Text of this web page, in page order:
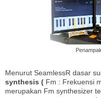
Menurut SeamlessR dasar
synthesis ( Fm : Frekuensi
merupakan Fm synthesizer